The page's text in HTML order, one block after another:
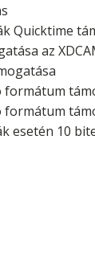
Quicktime
az
formátum
formátum
esetén 10